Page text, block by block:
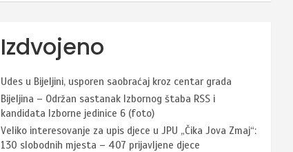
Izdvojeno
Udes u Bijeljini, usporen saobraćaj kroz centar grada
Bijeljina – Održan sastanak Izbornog štaba RSS i
kandidata Izborne jedinice 6 (foto)
Veliko interesovanje za upis djece u JPU „Čika Jova Zmaj“:
130 slobodnih mjesta – 407 prijavljene djece